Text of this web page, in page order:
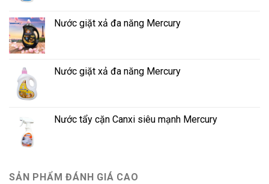
Nước giặt xả đa năng Mercury
Nước giặt xả đa năng Mercury
Nước tẩy cặn Canxi siêu mạnh Mercury
SẢN PHẨM ĐÁNH GIÁ CAO